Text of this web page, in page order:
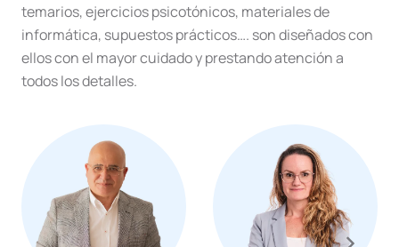
temarios, ejercicios psicotónicos, materiales de
informática, supuestos prácticos…. son diseñados con
ellos con el mayor cuidado y prestando atención a
todos los detalles.